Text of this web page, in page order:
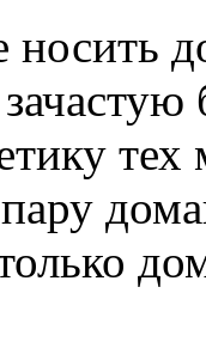
носить